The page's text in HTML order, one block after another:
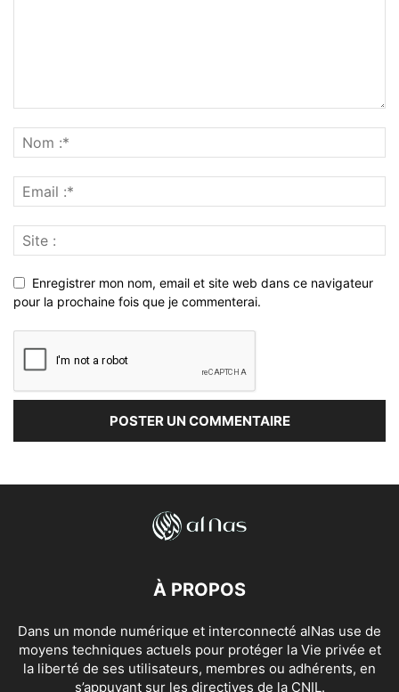
Enregistrer mon nom, email et site web dans ce navigateur
pour la prochaine fois que je commenterai.
À PROPOS
Dans un monde numérique et interconnecté alNas use de
moyens techniques actuels pour protéger la Vie privée et
la liberté de ses utilisateurs, membres ou adhérents, en
s’appuyant sur les directives de la CNIL.